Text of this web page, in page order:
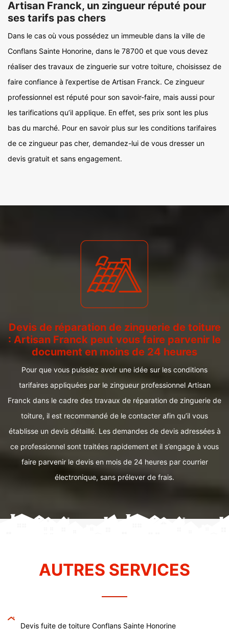
Artisan Franck, un zingueur réputé pour
ses tarifs pas chers
Dans le cas où vous possédez un immeuble dans la ville de
Conflans Sainte Honorine, dans le 78700 et que vous devez
réaliser des travaux de zinguerie sur votre toiture, choisissez de
faire confiance à l’expertise de Artisan Franck. Ce zingueur
professionnel est réputé pour son savoir-faire, mais aussi pour
les tarifications qu’il applique. En effet, ses prix sont les plus
bas du marché. Pour en savoir plus sur les conditions tarifaires
de ce zingueur pas cher, demandez-lui de vous dresser un
devis gratuit et sans engagement.
Devis de réparation de zinguerie de toiture
: Artisan Franck peut vous faire parvenir le
document en moins de 24 heures
Pour que vous puissiez avoir une idée sur les conditions
tarifaires appliquées par le zingueur professionnel Artisan
Franck dans le cadre des travaux de réparation de zinguerie de
toiture, il est recommandé de le contacter afin qu’il vous
établisse un devis détaillé. Les demandes de devis adressées à
ce professionnel sont traitées rapidement et il s’engage à vous
faire parvenir le devis en mois de 24 heures par courrier
électronique, sans prélever de frais.
AUTRES SERVICES
Devis fuite de toiture Conflans Sainte Honorine